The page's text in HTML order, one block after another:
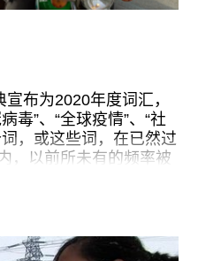
布为2020年度词汇，
毒”、“全球疫情”、“社
，或这些词，在已然过
，以前所未有的频率被
最迅疾的速度，在最广
以任何人的意志为转